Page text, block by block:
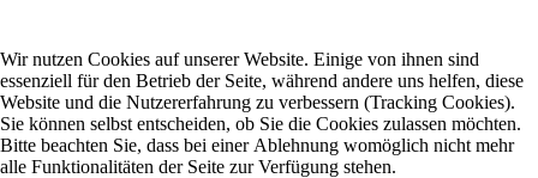
Wir nutzen Cookies auf unserer Website. Einige von ihnen sind
essenziell für den Betrieb der Seite, während andere uns helfen, diese
Website und die Nutzererfahrung zu verbessern (Tracking Cookies).
Sie können selbst entscheiden, ob Sie die Cookies zulassen möchten.
Bitte beachten Sie, dass bei einer Ablehnung womöglich nicht mehr
alle Funktionalitäten der Seite zur Verfügung stehen.